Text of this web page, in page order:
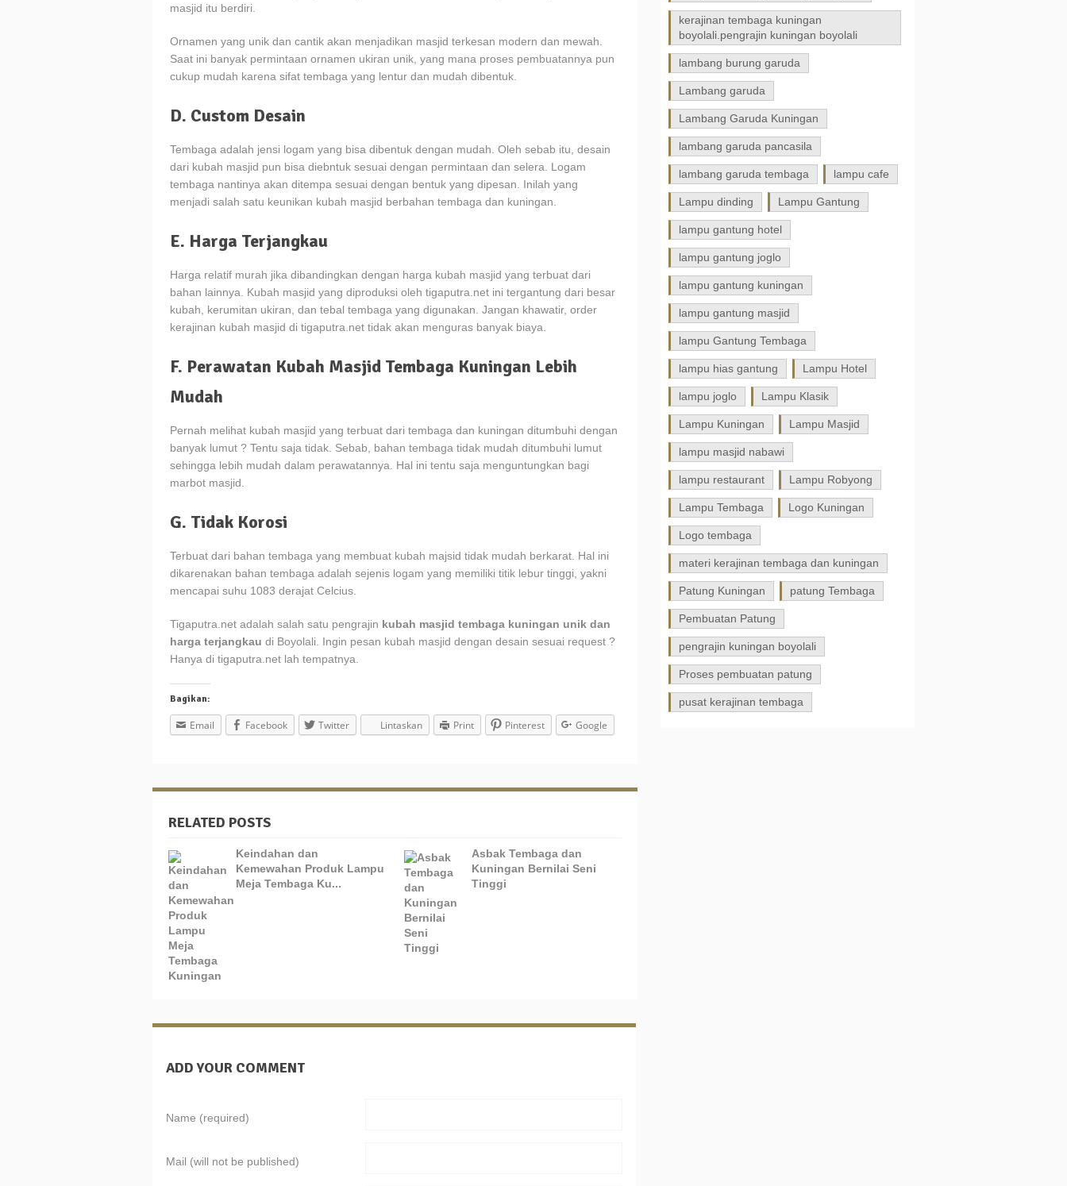
masjid itu berdiri.
Ornamen yang unik dan cantik akan menjadikan masjid terkesan modern dan mewah.
Saat ini banyak permintaan ornamen ukiran unik, yang mana proses pembuatannya pun
cukup mudah karena sifat tembaga yang lentur dan mudah dibentuk.
D. Custom Desain
Tembaga adalah jensi logam yang bisa dibentuk dengan mudah. Oleh sebab itu, desain
dari kubah masjid pun bisa diebntuk sesuai dengan permintaan dan selera. Logam
tembaga nantinya akan ditempa sesuai dengan bentuk yang dipesan. Inilah yang
menjadi salah satu keunikan kubah masjid berbahan tembaga dan kuningan.
E. Harga Terjangkau
Harga relatif murah jika dibandingkan dengan harga kubah masjid yang terbuat dari
bahan lainnya. Kubah masjid yang diproduksi oleh tigaputra.net ini tergantung dari besar
kubah, kerumitan ukiran, dan tebal tembaga yang digunakan. Jangan khawatir, order
kerajinan kubah masjid di tigaputra.net tidak akan menguras banyak biaya.
F. Perawatan Kubah Masjid Tembaga Kuningan Lebih
Mudah
Pernah melihat kubah masjid yang terbuat dari tembaga dan kuningan ditumbuhi dengan
banyak lumut ? Tentu saja tidak. Sebab, bahan tembaga tidak mudah ditumbuhi lumut
sehingga lebih mudah dalam perawatannya. Hal ini tentu saja menguntungkan bagi
marbot masjid.
G. Tidak Korosi
Terbuat dari bahan tembaga yang membuat kubah majsid tidak mudah berkarat. Hal ini
dikarenakan bahan tembaga adalah sejenis logam yang memiliki titik lebur tinggi, yakni
mencapai suhu 1083 derajat Celcius.
Tigaputra.net adalah salah satu pengrajin kubah masjid tembaga kuningan unik dan
harga terjangkau di Boyolali. Ingin pesan kubah masjid dengan desain sesuai request ?
Hanya di tigaputra.net lah tempatnya.
Bagikan:
Email Facebook Twitter Lintaskan Print Pinterest Google
RELATED POSTS
Keindahan dan
Kemewahan Produk Lampu
Meja Tembaga Ku...
Asbak Tembaga dan
Kuningan Bernilai Seni
Tinggi
ADD YOUR COMMENT
Name (required)
Mail (will not be published)
kerajinan tembaga kuningan
boyolali.pengrajin kuningan boyolali
lambang burung garuda
Lambang garuda
Lambang Garuda Kuningan
lambang garuda pancasila
lambang garuda tembaga lampu cafe
Lampu dinding Lampu Gantung
lampu gantung hotel
lampu gantung joglo
lampu gantung kuningan
lampu gantung masjid
lampu Gantung Tembaga
lampu hias gantung Lampu Hotel
lampu joglo Lampu Klasik
Lampu Kuningan Lampu Masjid
lampu masjid nabawi
lampu restaurant Lampu Robyong
Lampu Tembaga Logo Kuningan
Logo tembaga
materi kerajinan tembaga dan kuningan
Patung Kuningan patung Tembaga
Pembuatan Patung
pengrajin kuningan boyolali
Proses pembuatan patung
pusat kerajinan tembaga